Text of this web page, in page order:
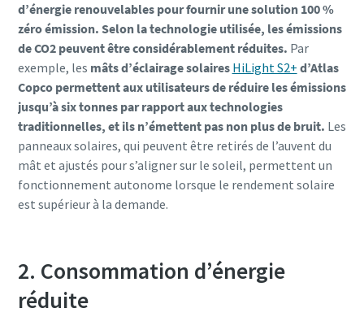
d’énergie renouvelables pour fournir une solution 100 %
zéro émission. Selon la technologie utilisée, les émissions
de CO2 peuvent être considérablement réduites. Par
exemple, les mâts d’éclairage solaires HiLight S2+ d’Atlas
Copco permettent aux utilisateurs de réduire les émissions
jusqu’à six tonnes par rapport aux technologies
traditionnelles, et ils n’émettent pas non plus de bruit. Les
panneaux solaires, qui peuvent être retirés de l’auvent du
mât et ajustés pour s’aligner sur le soleil, permettent un
fonctionnement autonome lorsque le rendement solaire
est supérieur à la demande.
2. Consommation d’énergie
réduite